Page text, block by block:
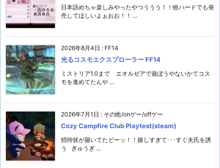
日本語めちゃ楽しみやったやつううう！！他ハードでも発
売してほしいよぉおお！！ ...
2026年8月4日 : FF14
光るコスモエクスプローラー FF14
ミストリア1.0まで エオルゼアで遊ぼうやないかてコス
モを進めてたんや ...
2026年7月1日 : その他/onゲー/offゲー
Cozy Campfire Club Playtest(steam)
招待状が届いてたどーッ！！嬉しすぎて･･･すぐ夫氏を誘
う ぎゅうぎ ...